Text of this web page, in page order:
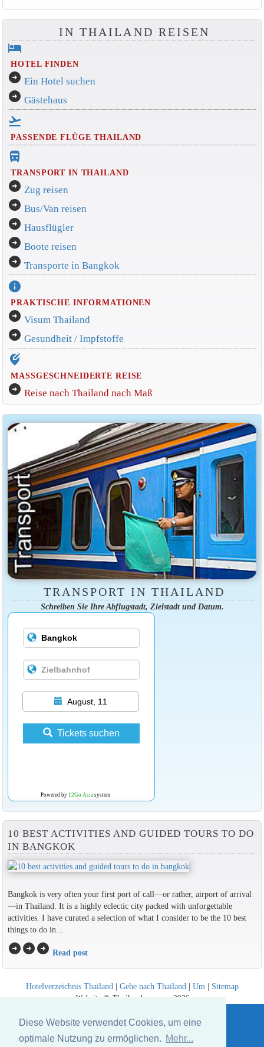
Diese Website verwendet Cookies, um eine
optimale Nutzung zu ermöglichen. Mehr...
IN THAILAND REISEN
hotel
HOTEL FINDEN
arrow_circle_right Ein Hotel suchen
arrow_circle_right Gästehaus
flight_takeoff
PASSENDE FLÜGE THAILAND
directions_bus_filled
TRANSPORT IN THAILAND
arrow_circle_right Zug reisen
arrow_circle_right Bus/Van reisen
arrow_circle_right Hausflügler
arrow_circle_right Boote reisen
arrow_circle_right Transporte in Bangkok
info
PRAKTISCHE INFORMATIONEN
arrow_circle_right Visum Thailand
arrow_circle_right Gesundheit / Impfstoffe
edit_location_alt
MASSGESCHNEIDERTE REISE
arrow_circle_right Reise nach Thailand nach Maß
TRANSPORT IN THAILAND
Schreiben Sie Ihre Abflugstadt, Zielstadt und Datum.
August, 11
Tickets suchen
Powered by 12Go Asiasystem
10 BEST ACTIVITIES AND GUIDED TOURS TO DO
IN BANGKOK
Bangkok is very often your first port of call—or rather, airport of arrival
—in Thailand. It is a highly eclectic city packed with unforgettable
activities. I have curated a selection of what I consider to be the 10 best
things to do in...
arrow_circle_rightarrow_circle_rightarrow_circle_right Read post
Hotelverzeichnis Thailand | Gehe nach Thailand | Um | Sitemap
Website © Thailandee.com - 2026